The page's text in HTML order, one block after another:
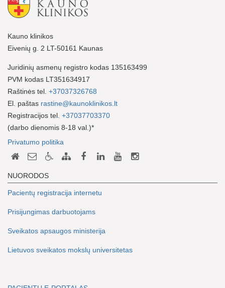
Kauno klinikos
Eivenių g. 2 LT-50161 Kaunas
Juridinių asmenų registro kodas 135163499
PVM kodas LT351634917
Raštinės tel. +37037326768
El. paštas rastine@kaunoklinikos.lt
Registracijos tel. +37037703370
(darbo dienomis 8-18 val.)*
Privatumo politika
NUORODOS
Pacientų registracija internetu
Prisijungimas darbuotojams
Sveikatos apsaugos ministerija
Lietuvos sveikatos mokslų universitetas